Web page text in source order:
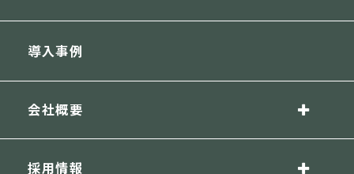
導入事例
会社概要
採用情報